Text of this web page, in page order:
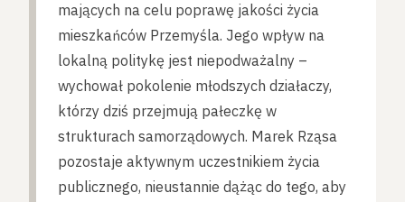
mających na celu poprawę jakości życia
mieszkańców Przemyśla. Jego wpływ na
lokalną politykę jest niepodważalny –
wychował pokolenie młodszych działaczy,
którzy dziś przejmują pałeczkę w
strukturach samorządowych. Marek Rząsa
pozostaje aktywnym uczestnikiem życia
publicznego, nieustannie dążąc do tego, aby